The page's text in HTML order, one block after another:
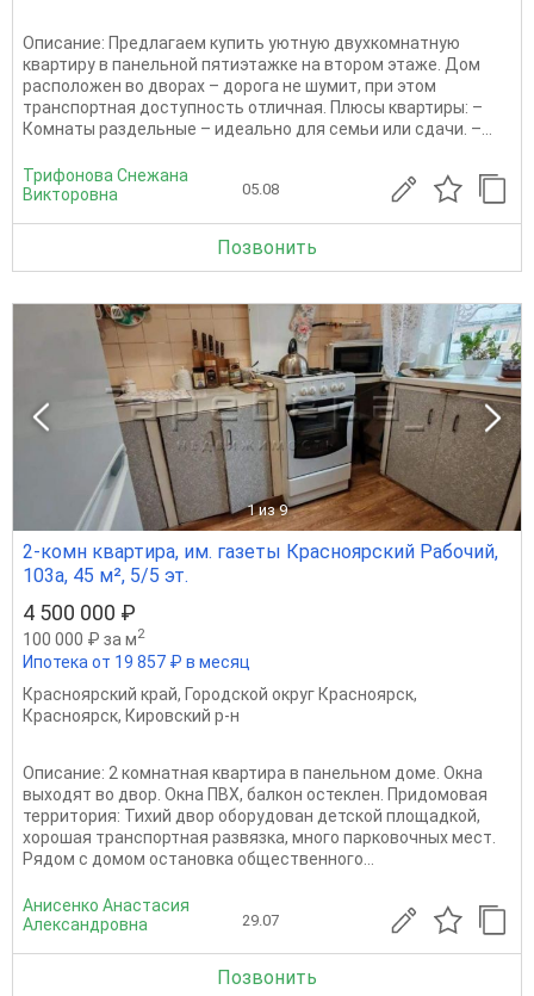
Описание: Предлагаем купить уютную двухкомнатную
квартиру в панельной пятиэтажке на втором этаже. Дом
расположен во дворах – дорога не шумит, при этом
транспортная доступность отличная. Плюсы квартиры: –
Комнаты раздельные – идеально для семьи или сдачи. –...
Трифонова Снежана
Викторовна
05.08
Позвонить
1 из 9
2-комн квартира, им. газеты Красноярский Рабочий,
103а, 45 м², 5/5 эт.
4 500 000 ₽
100 000 ₽ за м2
Ипотека от 19 857 ₽ в месяц
Красноярский край, Городской округ Красноярск,
Красноярск, Кировский р-н
Описание: 2 комнатная квартира в панельном доме. Окна
выходят во двор. Окна ПВХ, балкон остеклен. Придомовая
территория: Тихий двор оборудован детской площадкой,
хорошая транспортная развязка, много парковочных мест.
Рядом с домом остановка общественного...
Анисенко Анастасия
Александровна
29.07
Позвонить